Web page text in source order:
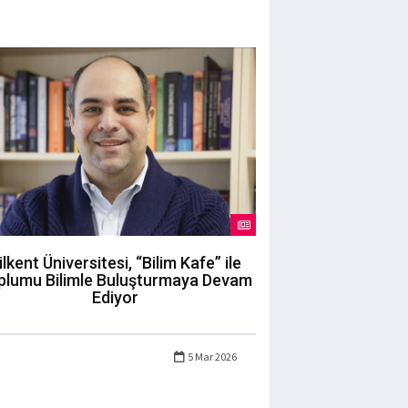
Üniversitesi, “Bilim Kafe” ile
Bilimle Buluşturmaya Devam
Ediyor
5 Mar 2026